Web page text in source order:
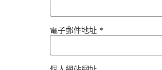
電子郵件地址 *